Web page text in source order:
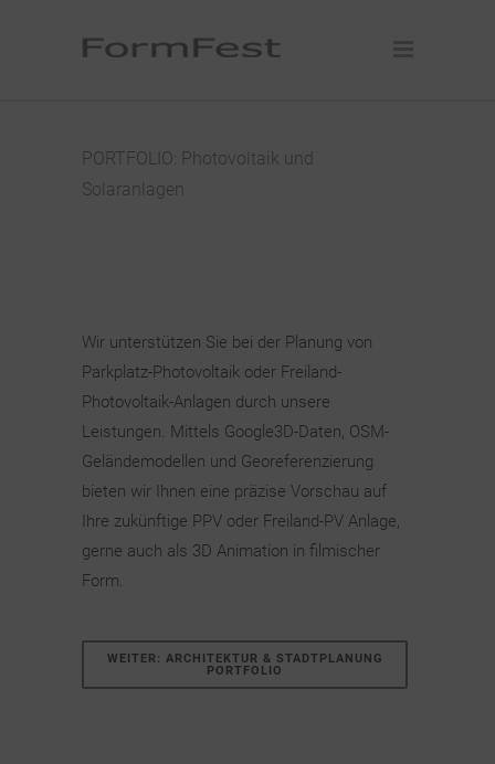
PORTFOLIO: Photovoltaik und
Solaranlagen
Wir unterstützen Sie bei der Planung von
Parkplatz-Photovoltaik oder Freiland-
Photovoltaik-Anlagen durch unsere
Leistungen. Mittels Google3D-Daten, OSM-
Geländemodellen und Georeferenzierung
bieten wir Ihnen eine präzise Vorschau auf
Ihre zukünftige PPV oder Freiland-PV Anlage,
gerne auch als 3D Animation in filmischer
Form.
WEITER: ARCHITEKTUR & STADTPLANUNG
PORTFOLIO